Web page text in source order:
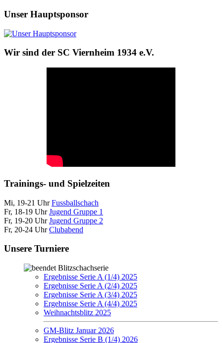
Unser Hauptsponsor
Wir sind der SC Viernheim 1934 e.V.
Trainings- und Spielzeiten
Mi, 19-21 UhrFussballschach
Fr, 18-19 UhrJugend Gruppe 1
Fr, 19-20 UhrJugend Gruppe 2
Fr, 20-24 UhrClubabend
Unsere Turniere
Blitzschachserie
Ergebnisse Serie A (1/4) 2025
Ergebnisse Serie A (2/4) 2025
Ergebnisse Serie A (3/4) 2025
Ergebnisse Serie A (4/4) 2025
Weihnachtsblitz 2025
GM-Blitz Januar 2026
Ergebnisse Serie B (1/4) 2026